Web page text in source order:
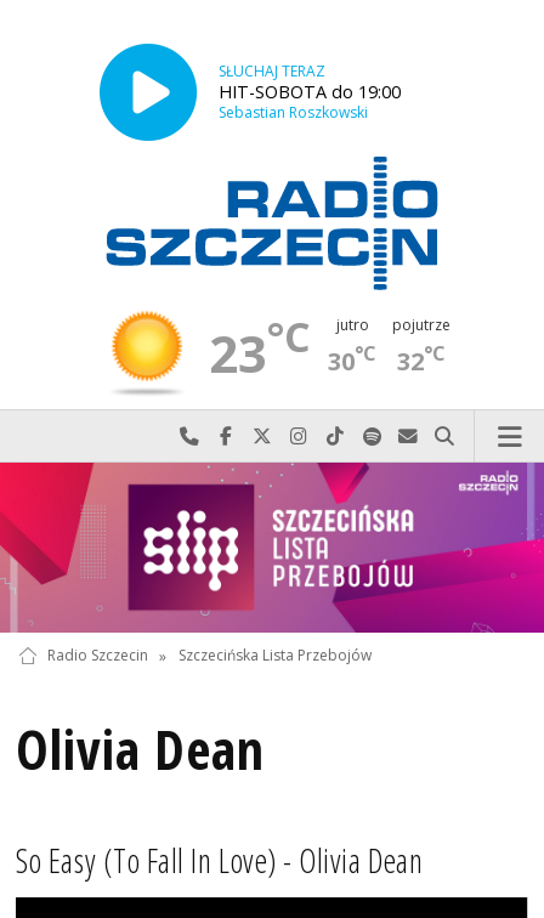
SŁUCHAJ TERAZ
HIT-SOBOTA do 19:00
Sebastian Roszkowski
23°C jutro
30°C
pojutrze
32°C
Najlepiej po prostu do nas zadzwoń
Odwiedź nas na Facebook-u
Odwiedź nas na X
Odwiedź nas na Instagram-ie
Odwiedź nas na TikTok-u
Szukaj nas na Spotify
Wyślij do nas
Szukaj
Radio Szczecin » Szczecińska Lista Przebojów
Olivia Dean
So Easy (To Fall In Love) - Olivia Dean